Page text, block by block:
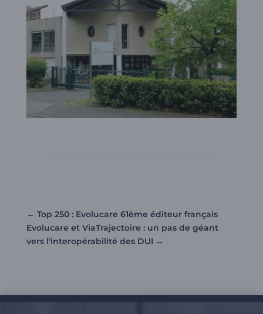
← Top 250 : Evolucare 61ème éditeur français
Evolucare et ViaTrajectoire : un pas de géant
vers l'interopérabilité des DUI →